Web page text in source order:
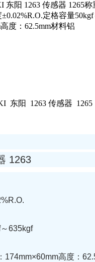
东阳 1263 传感器 1265
定格容量
度：62.5mm材料铝
东阳 1263 传感器 1265
1263
635kgf
174mm×60mm高度：